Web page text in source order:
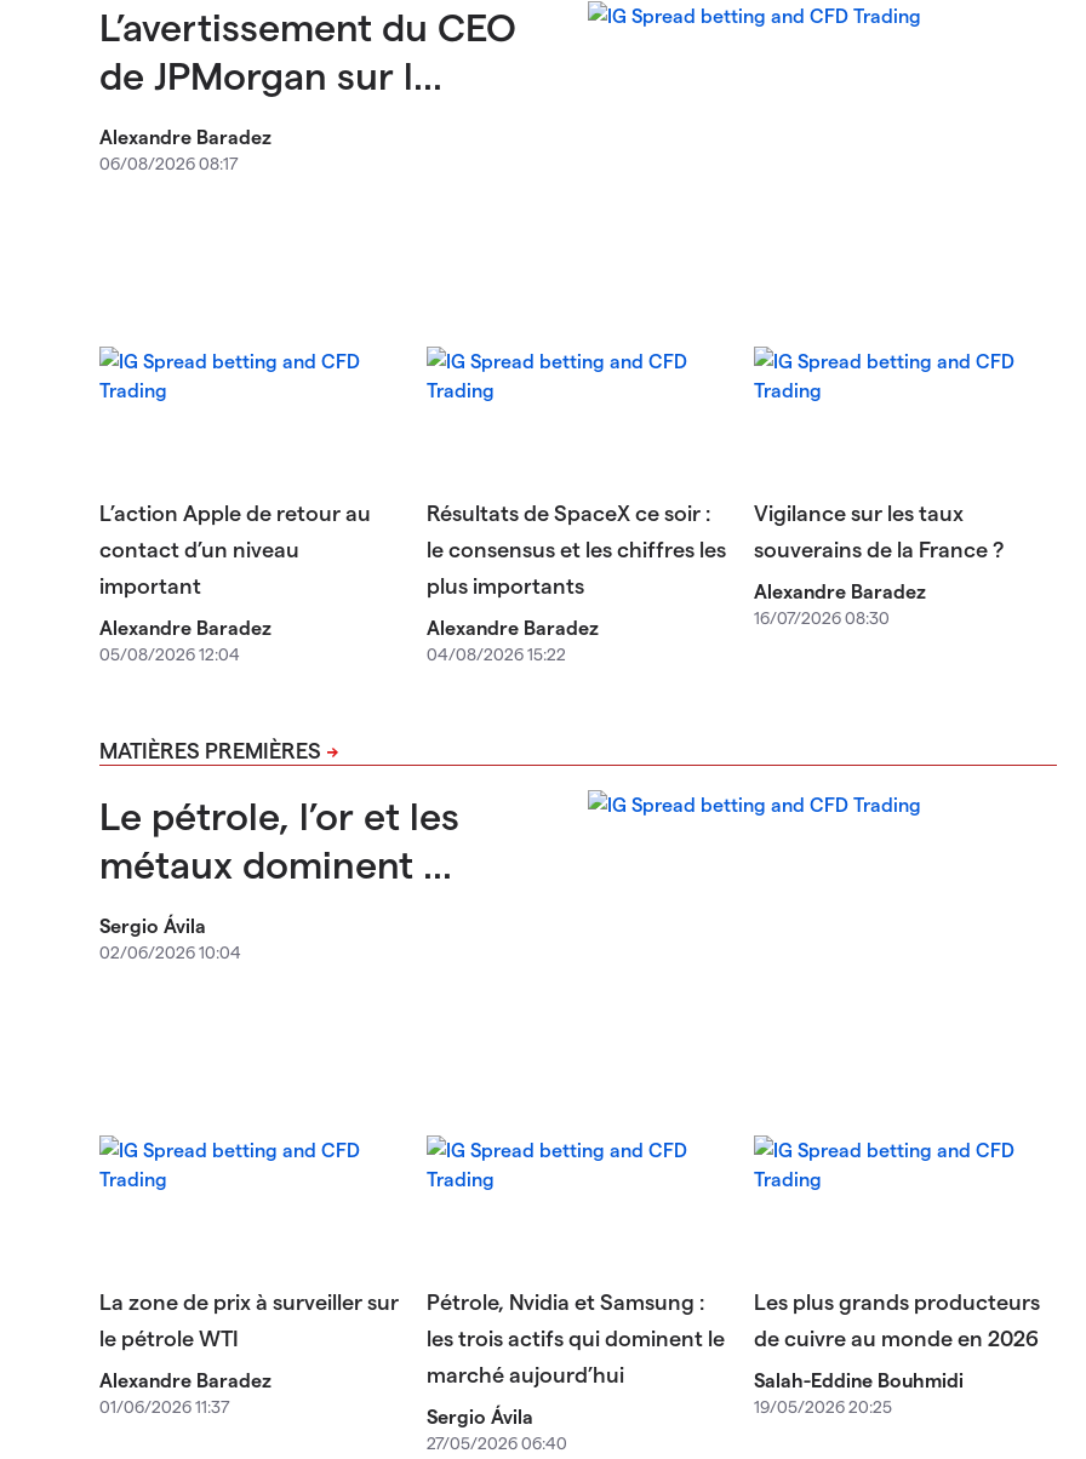
L’avertissement du CEO
de JPMorgan sur l...
Alexandre Baradez
06/08/2026 08:17
L’action Apple de retour au
contact d’un niveau
important
Alexandre Baradez
05/08/2026 12:04
Résultats de SpaceX ce soir :
le consensus et les chiffres les
plus importants
Alexandre Baradez
04/08/2026 15:22
Vigilance sur les taux
souverains de la France ?
Alexandre Baradez
16/07/2026 08:30
MATIÈRES PREMIÈRES
Le pétrole, l’or et les
métaux dominent ...
Sergio Ávila
02/06/2026 10:04
La zone de prix à surveiller sur
le pétrole WTI
Alexandre Baradez
01/06/2026 11:37
Pétrole, Nvidia et Samsung :
les trois actifs qui dominent le
marché aujourd’hui
Sergio Ávila
27/05/2026 06:40
Les plus grands producteurs
de cuivre au monde en 2026
Salah-Eddine Bouhmidi
19/05/2026 20:25